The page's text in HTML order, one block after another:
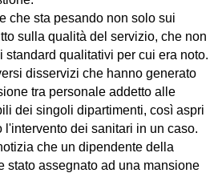
che sta pesando non solo sui
sulla qualità del servizio, che non
standard qualitativi per cui era noto.
disservizi che hanno generato
tra personale addetto alle
dei singoli dipartimenti, così aspri
l'intervento dei sanitari in un caso.
che un dipendente della
stato assegnato ad una mansione